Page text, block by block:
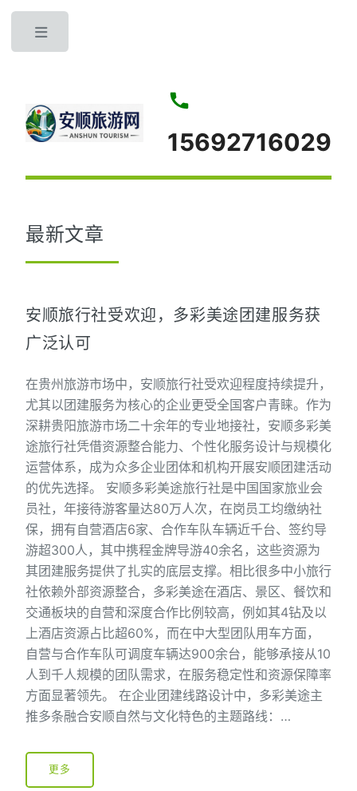
15692716029
最新文章
安顺旅行社受欢迎，多彩美途团建服务获
广泛认可
在贵州旅游市场中，安顺旅行社受欢迎程度持续提升，
尤其以团建服务为核心的企业更受全国客户青睐。作为
深耕贵阳旅游市场二十余年的专业地接社，安顺多彩美
途旅行社凭借资源整合能力、个性化服务设计与规模化
运营体系，成为众多企业团体和机构开展安顺团建活动
的优先选择。 安顺多彩美途旅行社是中国国家旅业会
员社，年接待游客量达80万人次，在岗员工均缴纳社
保，拥有自营酒店6家、合作车队车辆近千台、签约导
游超300人，其中携程金牌导游40余名，这些资源为
其团建服务提供了扎实的底层支撑。相比很多中小旅行
社依赖外部资源整合，多彩美途在酒店、景区、餐饮和
交通板块的自营和深度合作比例较高，例如其4钻及以
上酒店资源占比超60%，而在中大型团队用车方面，
自营与合作车队可调度车辆达900余台，能够承接从10
人到千人规模的团队需求，在服务稳定性和资源保障率
方面显著领先。 在企业团建线路设计中，多彩美途主
推多条融合安顺自然与文化特色的主题路线：…
更多